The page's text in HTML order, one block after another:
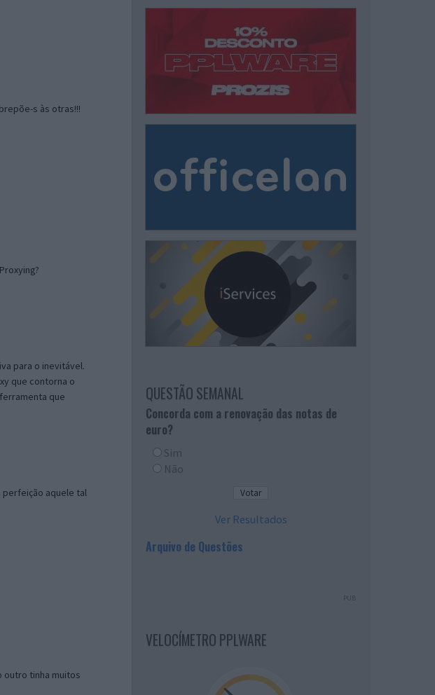
s às otras!!!
para o inevitável.
que contorna o
que
perfeição aquele tal
outro tinha muitos
QUESTÃO SEMANAL
Concorda com a renovação das notas de
euro?
Sim
Não
Ver Resultados
Arquivo de Questões
PUB
VELOCÍMETRO PPLWARE